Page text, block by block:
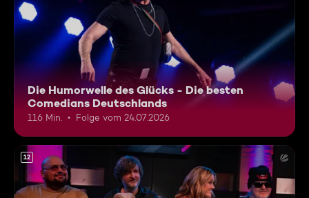
Die Humorwelle des Glücks - Die besten
Comedians Deutschlands
116 Min. Folge vom 24.07.2026
12